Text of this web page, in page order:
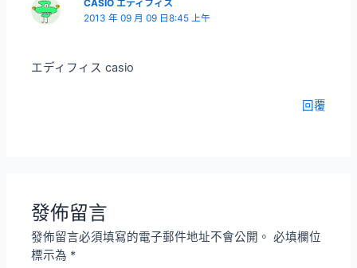
CASIO エディフィス
2013 年 09 月 09 日8:45 上午
エディフィス casio
回覆
發佈留言
發佈留言必須填寫的電子郵件地址不會公開。 必填欄位
標示為 *